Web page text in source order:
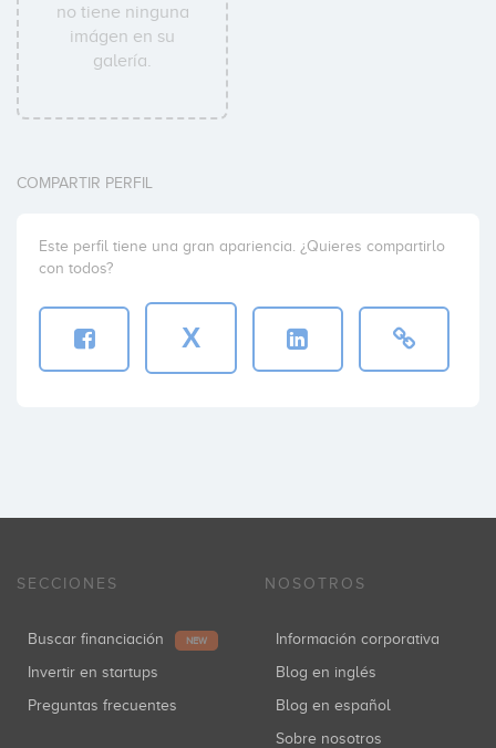
no tiene ninguna
imágen en su
galería.
COMPARTIR PERFIL
Este perfil tiene una gran apariencia. ¿Quieres compartirlo
con todos?
X
SECCIONES
Buscar financiación NEW
Invertir en startups
Preguntas frecuentes
NOSOTROS
Información corporativa
Blog en inglés
Blog en español
Sobre nosotros